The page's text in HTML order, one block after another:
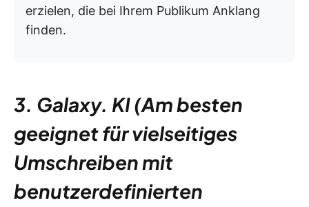
erzielen, die bei Ihrem Publikum Anklang
finden.
3. Galaxy. KI (Am besten
geeignet für vielseitiges
Umschreiben mit
benutzerdefinierten